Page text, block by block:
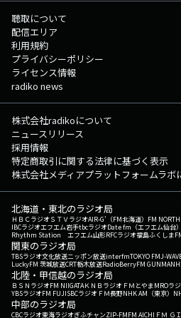
聴取について
配信エリア
利用規約
プライバシーポリシー
ライセンス情報
radiko news
株式会社radikoについて
ニュースリリース
採用情報
特定商取引に関する法律に基づく表示
株式会社メディアプラットフォームラボ
北海道・東北のラジオ局
ＨＢＣラジオＳＴＶラジオAIR-G'（FM北海道） FM NORTH
IBCラジオエフエム岩手tbcラジオDate fm（エフエム仙台）
Rhythm Station エフエム山形RFCラジオ福島ふくしま
関東のラジオ局
TBSラジオ文化放送ニッポン放送interfmTOKYO FMJ-
LuckyFM 茨城放送CRT栃木放送RadioBerryFM GUNMA
北陸・甲信越のラジオ局
ＢＳＮラジオFM NIIGATAＫＮＢラジオ ＦＭとやまMROラ
YBSラジオFM FUJISBCラジオ ＦＭ長野NHK AM（東京）
中部のラジオ局
CBCラジオ東海ラジオぎふチャンZIP-FMFM AICHI ＦＭ Ｇ